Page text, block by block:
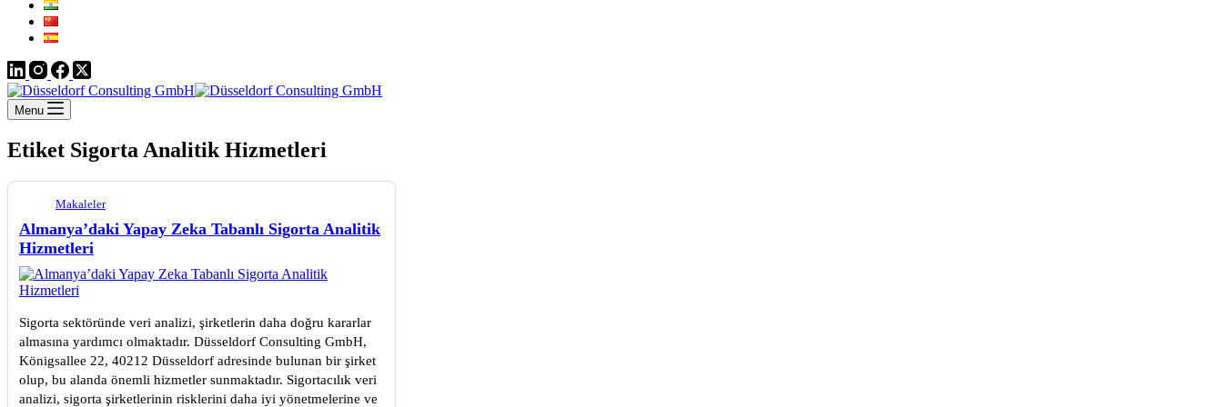
Menu
Etiket Sigorta Analitik Hizmetleri
Makaleler
Almanya’daki Yapay Zeka Tabanlı Sigorta Analitik
Hizmetleri
Sigorta sektöründe veri analizi, şirketlerin daha doğru kararlar
almasına yardımcı olmaktadır. Düsseldorf Consulting GmbH,
Königsallee 22, 40212 Düsseldorf adresinde bulunan bir şirket
olup, bu alanda önemli hizmetler sunmaktadır. Sigortacılık veri
analizi, sigorta şirketlerinin risklerini daha iyi yönetmelerine ve